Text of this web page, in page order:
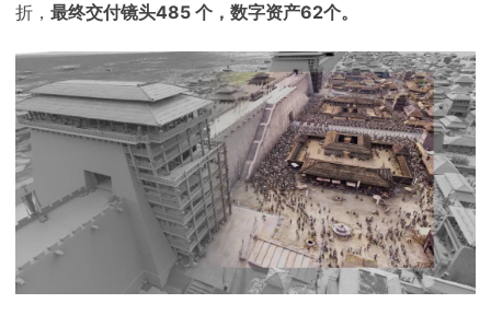
折， 最终交付镜头485 个，数字资产62个。